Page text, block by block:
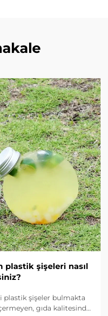
plastik şişeleri nasıl
plastik şişeler bulmakta
gıda kalitesinde